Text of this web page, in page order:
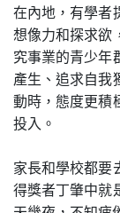
在內地，有學者
想像力和探求欲
究事業的青少年
產生、追求自我
動時，態度更積
投入。
家長和學校都要
得獎者丁肇中就